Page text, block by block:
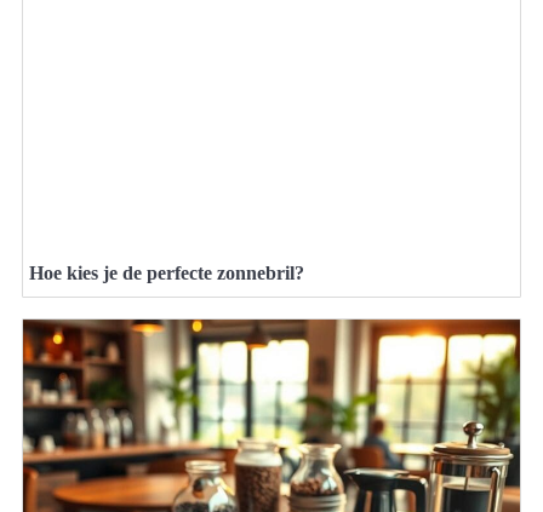
Hoe kies je de perfecte zonnebril?